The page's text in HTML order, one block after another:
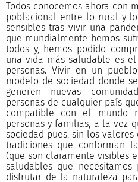
Todos conocemos ahora con
poblacional entre lo rural y
sensibles tras vivir una
que mundialmente hemos
todos y, hemos podido
una vida más saludable es
personas. Vivir en un
modelo de sociedad donde
generen nuevas
personas de cualquier país
compatible con el mundo
personas y familias, a la vez
sociedad pues, sin los
tradiciones que conforman
(que son claramente visibles
saludables que
disfrutar de la naturaleza